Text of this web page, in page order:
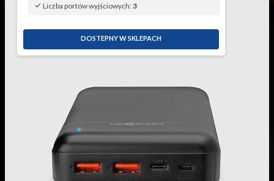
Liczba portów wyjściowych:3
DOSTEPNY W SKLEPACH